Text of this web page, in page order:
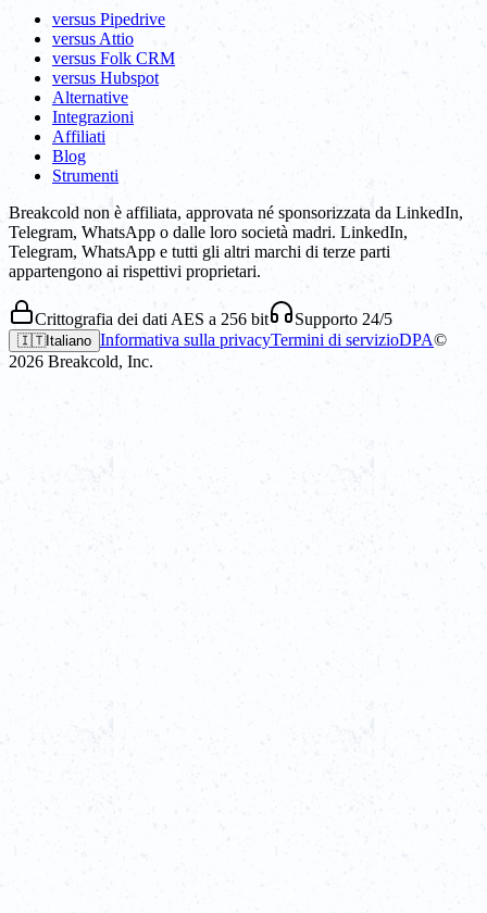
versus Pipedrive
versus Attio
versus Folk CRM
versus Hubspot
Alternative
Integrazioni
Affiliati
Blog
Strumenti
Breakcold non è affiliata, approvata né sponsorizzata da LinkedIn,
Telegram, WhatsApp o dalle loro società madri. LinkedIn,
Telegram, WhatsApp e tutti gli altri marchi di terze parti
appartengono ai rispettivi proprietari.
Crittografia dei dati AES a 256 bit Supporto 24/5
🇮🇹Italiano Informativa sulla privacyTermini di servizioDPA©
2026 Breakcold, Inc.